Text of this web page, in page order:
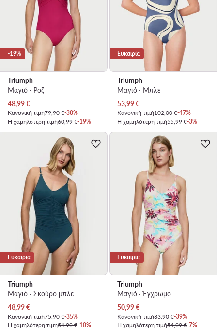
-19%
Triumph
Μαγιό · Ροζ
Τρέχουσα τιμή
48,99€
Κανονική τιμή79,90 €-38%
Η χαμηλότερη τιμή60,99 €-19%
Ευκαιρία
Triumph
Μαγιό · Μπλε
Τρέχουσα τιμή
53,99€
Κανονική τιμή102,00 €-47%
Η χαμηλότερη τιμή55,99 €-3%
Ευκαιρία
Triumph
Μαγιό · Σκούρο μπλε
Τρέχουσα τιμή
48,99€
Κανονική τιμή75,90 €-35%
Η χαμηλότερη τιμή54,99 €-10%
Ευκαιρία
Triumph
Μαγιό · Έγχρωμο
Τρέχουσα τιμή
50,99€
Κανονική τιμή83,90 €-39%
Η χαμηλότερη τιμή54,99 €-7%